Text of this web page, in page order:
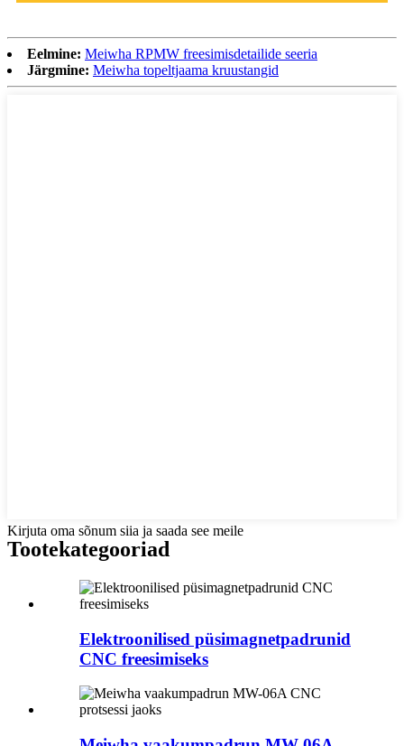
Eelmine: Meiwha RPMW freesimisdetailide seeria
Järgmine: Meiwha topeltjaama kruustangid
Kirjuta oma sõnum siia ja saada see meile
Tootekategooriad
Elektroonilised püsimagnetpadrunid
CNC freesimiseks